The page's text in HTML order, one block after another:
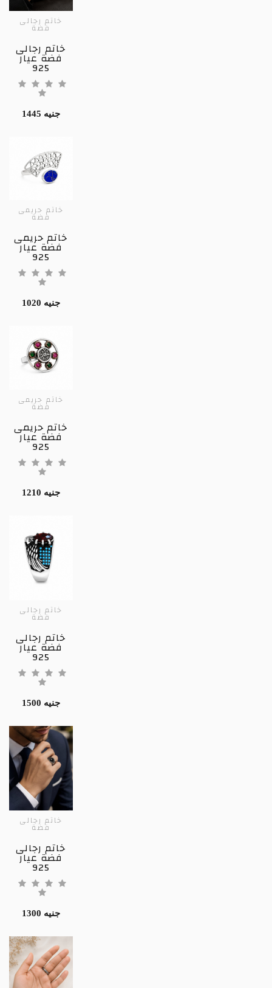
خاتم رجالى
فضة
خاتم رجالى
فضة عيار
925
1445 جنيه
خاتم حريمى
فضة
خاتم حريمى
فضة عيار
925
1020 جنيه
خاتم حريمى
فضة
خاتم حريمى
فضة عيار
925
1210 جنيه
خاتم رجالى
فضة
خاتم رجالى
فضة عيار
925
1500 جنيه
خاتم رجالى
فضة
خاتم رجالى
فضة عيار
925
1300 جنيه